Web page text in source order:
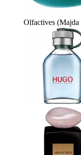
Olfactives